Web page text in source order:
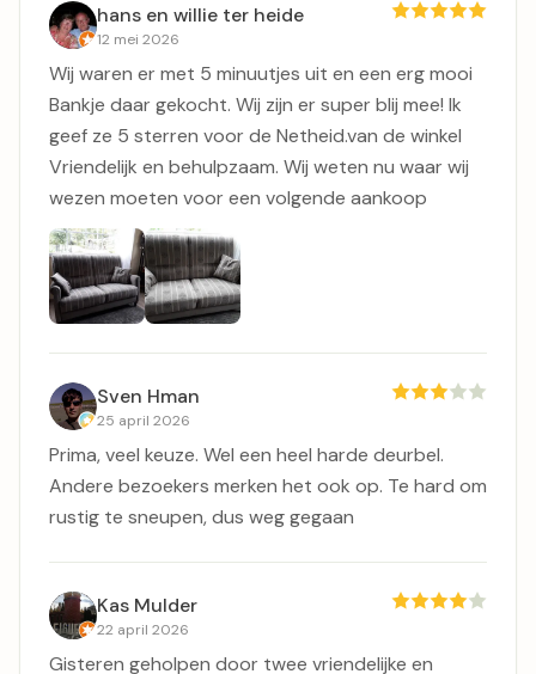
hans en willie ter heide
12 mei 2026
Wij waren er met 5 minuutjes uit en een erg mooi
Bankje daar gekocht. Wij zijn er super blij mee! Ik
geef ze 5 sterren voor de Netheid.van de winkel
Vriendelijk en behulpzaam. Wij weten nu waar wij
wezen moeten voor een volgende aankoop
Sven Hman
25 april 2026
Prima, veel keuze. Wel een heel harde deurbel.
Andere bezoekers merken het ook op. Te hard om
rustig te sneupen, dus weg gegaan
Kas Mulder
22 april 2026
Gisteren geholpen door twee vriendelijke en